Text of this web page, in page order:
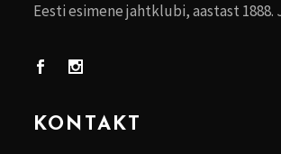
Eesti esimene jahtklubi, aastast 1888.
KONTAKT